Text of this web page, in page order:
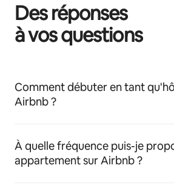
Des réponses
à vos questions
Comment débuter en tant
Airbnb ?
À quelle fréquence puis-je
appartement sur Airbnb ?